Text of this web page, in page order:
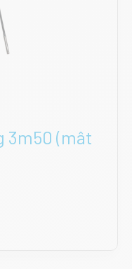
3m50 (mât